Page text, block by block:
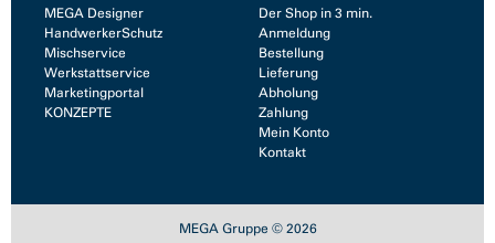
MEGA Designer
HandwerkerSchutz
Mischservice
Werkstattservice
Marketingportal
KONZEPTE
Der Shop in 3 min.
Anmeldung
Bestellung
Lieferung
Abholung
Zahlung
Mein Konto
Kontakt
MEGA Gruppe © 2026